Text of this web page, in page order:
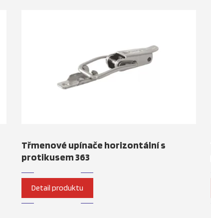
Třmenové upínače horizontální s
protikusem 363
Detail produktu